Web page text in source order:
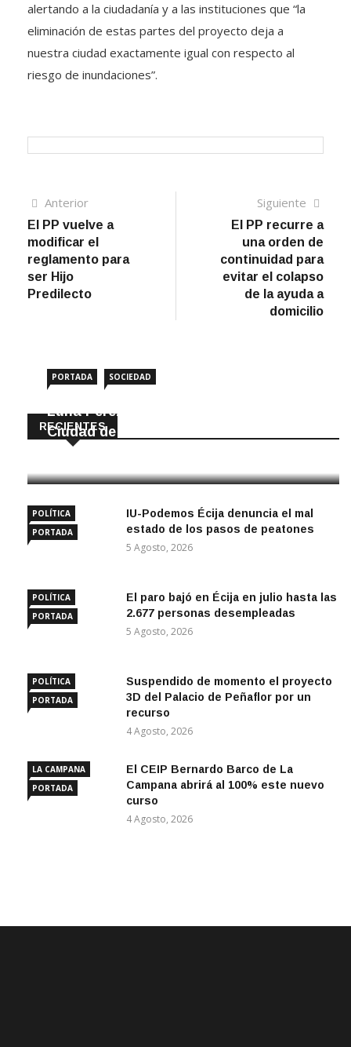
alertando a la ciudadanía y a las instituciones que “la
eliminación de estas partes del proyecto deja a
nuestra ciudad exactamente igual con respecto al
riesgo de inundaciones”.
Navegación
de
entradas
AnteriorArtículo
anterior
El PP vuelve a
modificar el
reglamento para
ser Hijo
Predilecto
Siguiente
El PP recurre a
una orden de
continuidad para
evitar el colapso
de la ayuda a
domicilio
RECIENTES
PORTADA SOCIEDAD
Luna Pérez Flores viste de Feria a la
Ciudad de las Torres
POLÍTICA
PORTADA
IU-Podemos Écija denuncia el mal
estado de los pasos de peatones
5 Agosto, 2026
POLÍTICA
PORTADA
El paro bajó en Écija en julio hasta las
2.677 personas desempleadas
5 Agosto, 2026
POLÍTICA
PORTADA
Suspendido de momento el proyecto
3D del Palacio de Peñaflor por un
recurso
4 Agosto, 2026
LA CAMPANA
PORTADA
El CEIP Bernardo Barco de La
Campana abrirá al 100% este nuevo
curso
4 Agosto, 2026